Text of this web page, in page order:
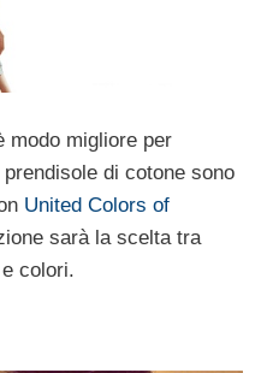
modo migliore per
prendisole di cotone sono
United Colors of
sarà la scelta tra
colori.